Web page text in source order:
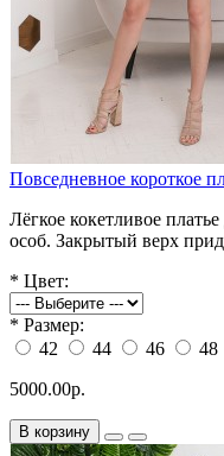
Повседневное короткое
Лёгкое кокетливое
особ. Закрытый верх
* Цвет:
* Размер:
42
44 46
48
5000.00р.
В корзину